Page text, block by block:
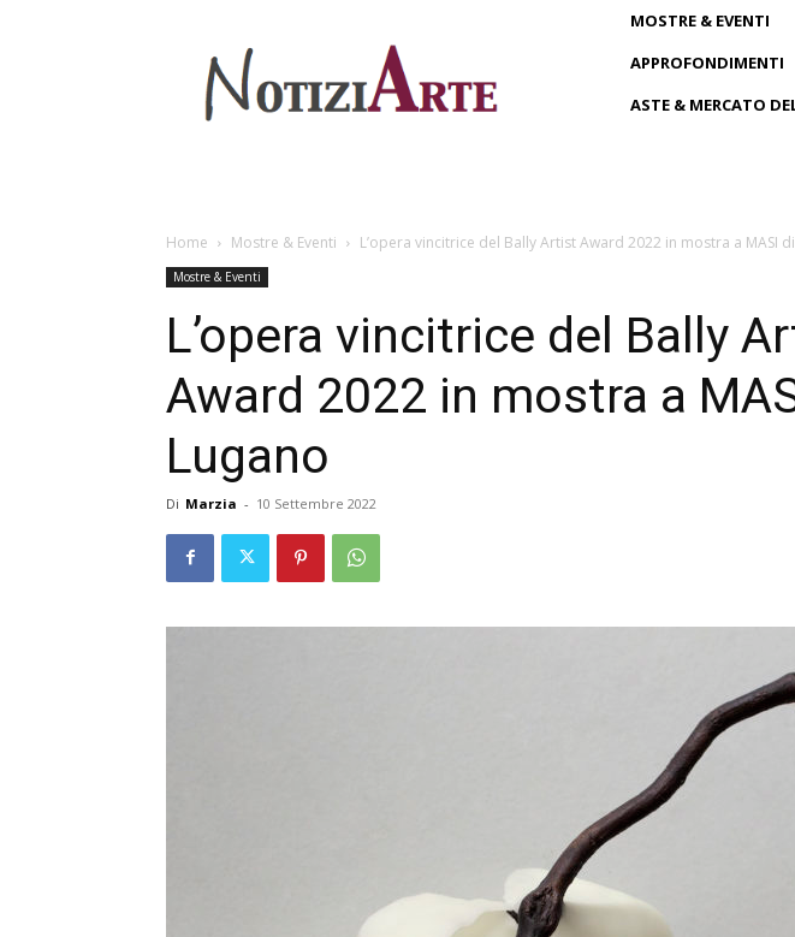
MOSTRE & EVENTI
APPROFONDIMENTI
ASTE & MERCATO
Home Mostre & Eventi L’opera vincitrice del Bally Artist Award 2022 in mostra a MASI
Mostre & Eventi
L’opera vincitrice del Bally
Award 2022 in mostra a
Lugano
Di Marzia - 10 Settembre 2022